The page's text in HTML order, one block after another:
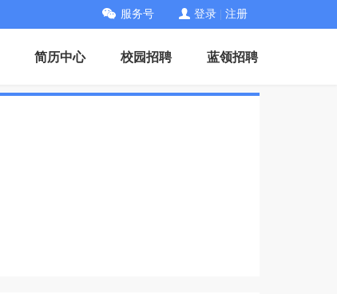
服务号 登录 注册
简历中心 校园招聘 蓝领招聘